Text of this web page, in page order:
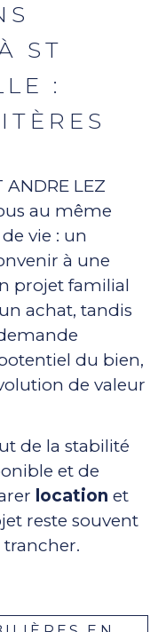
ST
:
LEZ
au même
vie : un
à une
projet familial
achat, tandis
du bien,
de valeur
de la stabilité
et de
location et
reste souvent